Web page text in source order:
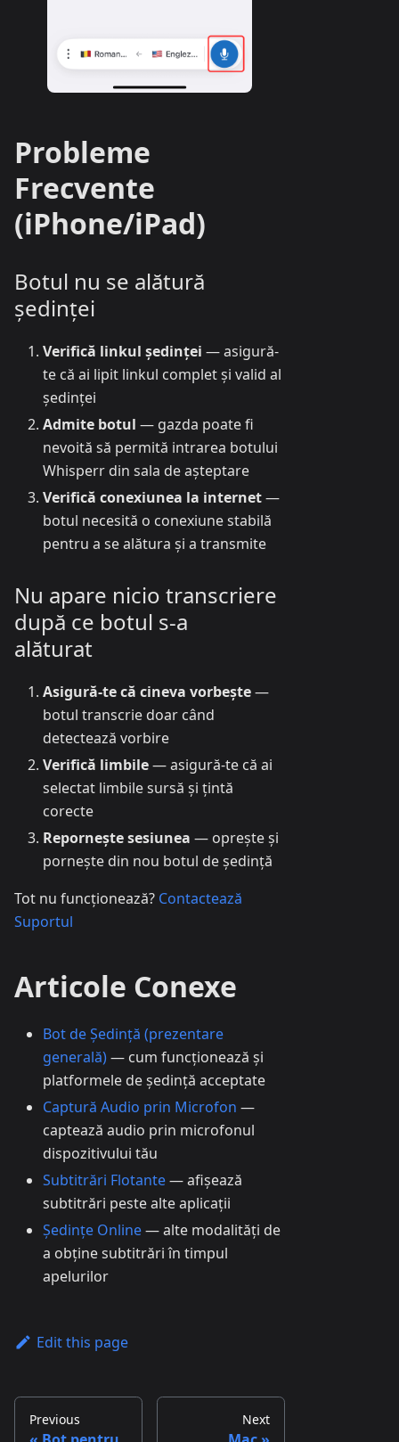
Probleme
Frecvente
(iPhone/iPad)
Botul nu se alătură
ședinței
Verifică linkul ședinței — asigură-
te că ai lipit linkul complet și valid al
ședinței
Admite botul — gazda poate fi
nevoită să permită intrarea botului
Whisperr din sala de așteptare
Verifică conexiunea la internet—
botul necesită o conexiune stabilă
pentru a se alătura și a transmite
Nu apare nicio transcriere
după ce botul s-a
alăturat
Asigură-te că cineva vorbește—
botul transcrie doar când
detectează vorbire
Verifică limbile— asigură-te că ai
selectat limbile sursă și țintă
corecte
Repornește sesiunea — oprește și
pornește din nou botul de ședință
Tot nu funcționează? Contactează
Suportul
Articole Conexe
Bot de Ședință (prezentare
generală)— cum funcționează și
platformele de ședință acceptate
Captură Audio prin Microfon —
captează audio prin microfonul
dispozitivului tău
Subtitrări Flotante— afișează
subtitrări peste alte aplicații
Ședințe Online— alte modalități de
a obține subtitrări în timpul
apelurilor
Edit this page
Previous Next